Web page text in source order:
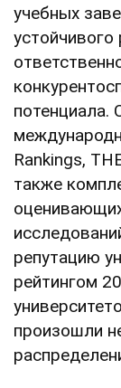
учебных
устойчивого
потенциала.
Rankings,
также
репутацию
рейтингом
произошли